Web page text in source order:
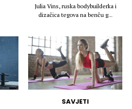
Julia Vins, ruska bodybuilderka i
dizačica tegova na benču g...
SAVJETI